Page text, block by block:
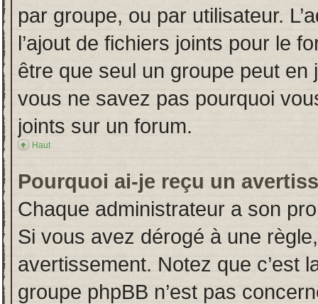
par groupe, ou par utilisateur.
l’ajout de fichiers joints pour le
être que seul un groupe peut en
vous ne savez pas pourquoi
joints sur un forum.
Haut
Pourquoi ai-je reçu un
Chaque administrateur a son
Si vous avez dérogé à une
avertissement. Notez que c’est
groupe phpBB n’est pas